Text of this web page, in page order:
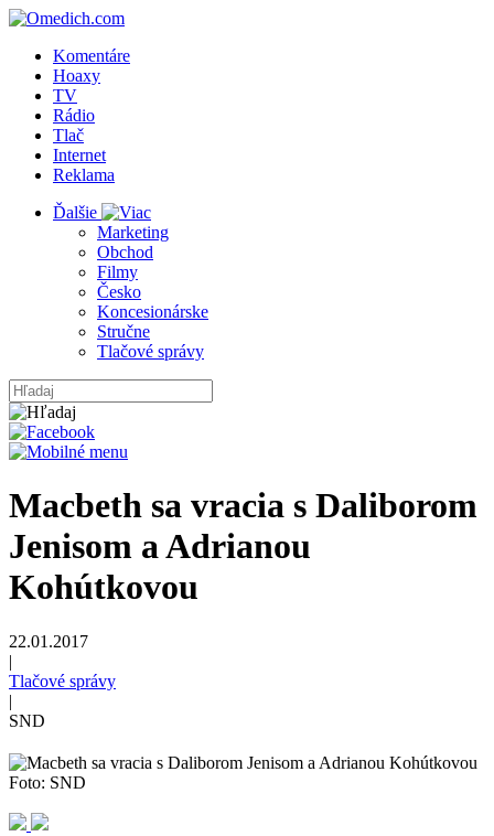
Komentáre
Hoaxy
TV
Rádio
Tlač
Internet
Reklama
Ďalšie
Marketing
Obchod
Filmy
Česko
Koncesionárske
Stručne
Tlačové správy
Macbeth sa vracia s Daliborom
Jenisom a Adrianou
Kohútkovou
22.01.2017
|
Tlačové správy
|
SND
Foto: SND